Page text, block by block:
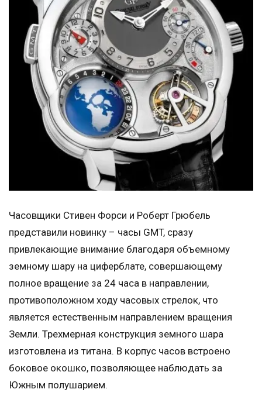
Часовщики Стивен Форси и Роберт Грюбель
представили новинку – часы GMT, сразу
привлекающие внимание благодаря объемному
земному шару на циферблате, совершающему
полное вращение за 24 часа в направлении,
противоположном ходу часовых стрелок, что
является естественным направлением вращения
Земли. Трехмерная конструкция земного шара
изготовлена из титана. В корпус часов встроено
боковое окошко, позволяющее наблюдать за
Южным полушарием.